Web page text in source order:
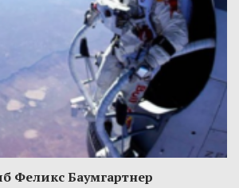
Феликс Баумгартнер